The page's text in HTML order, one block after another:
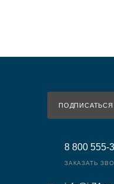
8 800 555-
ЗАКАЗАТЬ